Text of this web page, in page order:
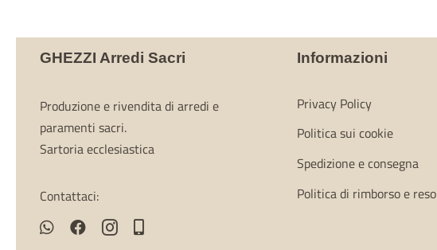
GHEZZI Arredi Sacri
Produzione e rivendita di arredi e
paramenti sacri.
Sartoria ecclesiastica
Contattaci:
Informazioni
Privacy Policy
Politica sui cookie
Spedizione e consegna
Politica di rimborso e reso